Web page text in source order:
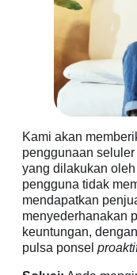
Kami akan
penggunaan
yang dilakukan
pengguna tidak
mendapatkan
menyederhanakan
keuntungan,
pulsa ponsel